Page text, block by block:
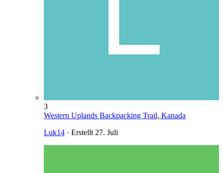
3
Western Uplands Backpacking Trail, Kanada
Luk14 · Erstellt 27. Juli